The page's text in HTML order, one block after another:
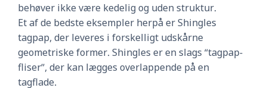
behøver ikke være kedelig og uden struktur.
Et af de bedste eksempler herpå er Shingles
tagpap, der leveres i forskelligt udskårne
geometriske former. Shingles er en slags “tagpap-
fliser”, der kan lægges overlappende på en
tagflade.